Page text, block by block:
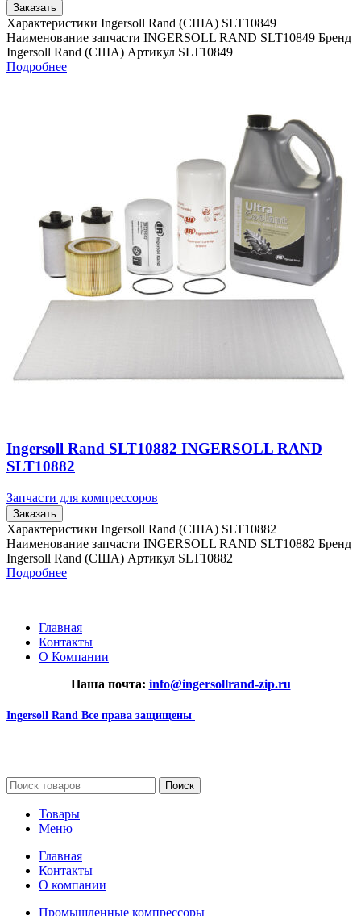
Заказать
Характеристики Ingersoll Rand (США) SLT10849
Наименование запчасти INGERSOLL RAND SLT10849 Бренд
Ingersoll Rand (США) Артикул SLT10849
Подробнее
Ingersoll Rand SLT10882 INGERSOLL RAND
SLT10882
Запчасти для компрессоров
Заказать
Характеристики Ingersoll Rand (США) SLT10882
Наименование запчасти INGERSOLL RAND SLT10882 Бренд
Ingersoll Rand (США) Артикул SLT10882
Подробнее
Главная
Контакты
О Компании
Наша почта: info@ingersollrand-zip.ru
Ingersoll Rand Все права защищены
Поиск
Товары
Меню
Главная
Контакты
О компании
Промышленные компрессоры